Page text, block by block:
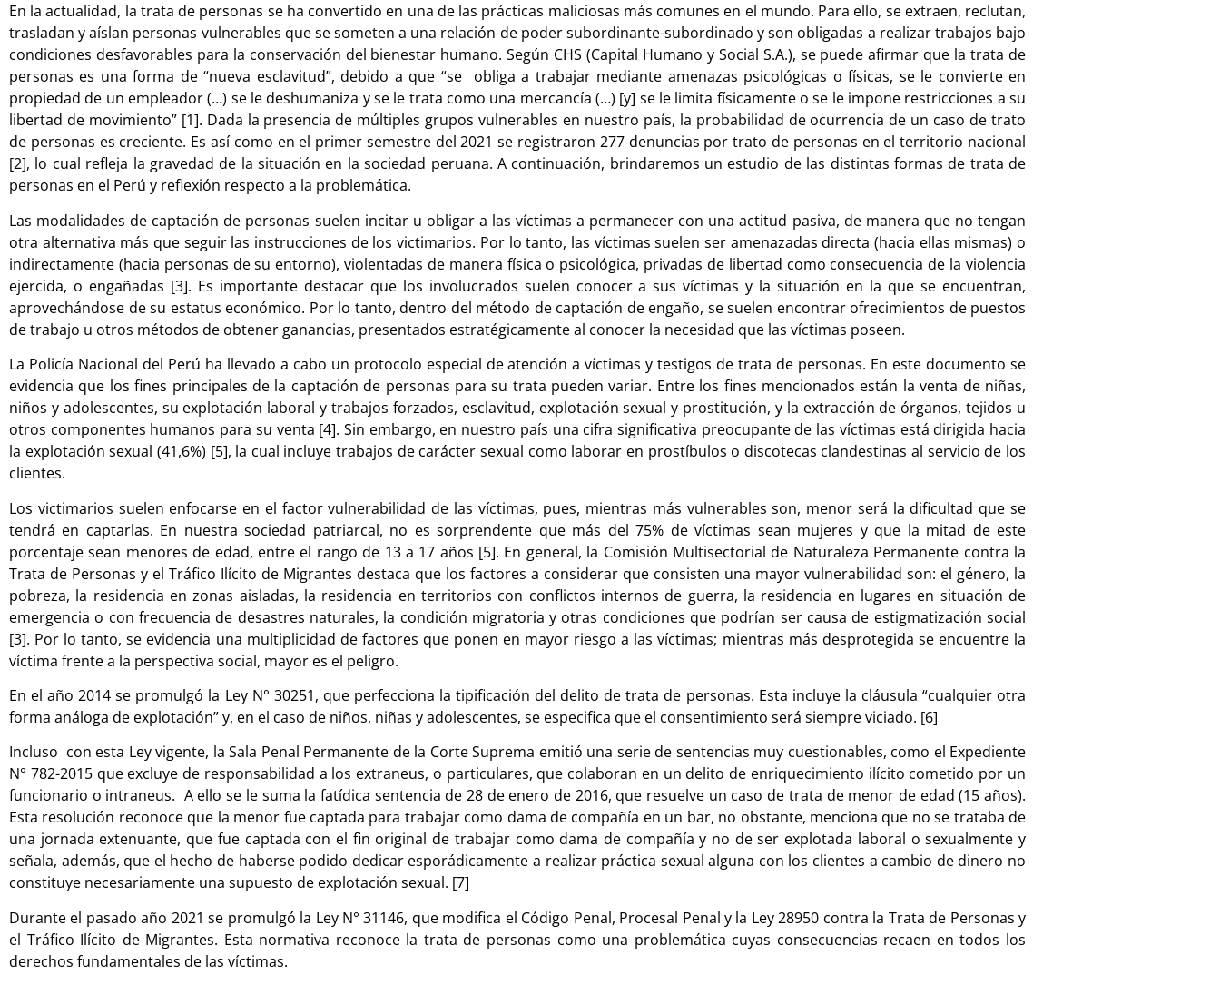
En la actualidad, la trata de personas se ha convertido en una de las prácticas maliciosas más comunes en el mundo. Para ello, se extraen, reclutan,
trasladan y aíslan personas vulnerables que se someten a una relación de poder subordinante-subordinado y son obligadas a realizar trabajos bajo
condiciones desfavorables para la conservación del bienestar humano. Según CHS (Capital Humano y Social S.A.), se puede afirmar que la trata de
personas es una forma de “nueva esclavitud”, debido a que “se obliga a trabajar mediante amenazas psicológicas o físicas, se le convierte en
propiedad de un empleador (…) se le deshumaniza y se le trata como una mercancía (…) [y] se le limita físicamente o se le impone restricciones a su
libertad de movimiento” [1]. Dada la presencia de múltiples grupos vulnerables en nuestro país, la probabilidad de ocurrencia de un caso de trato
de personas es creciente. Es así como en el primer semestre del 2021 se registraron 277 denuncias por trato de personas en el territorio nacional
[2], lo cual refleja la gravedad de la situación en la sociedad peruana. A continuación, brindaremos un estudio de las distintas formas de trata de
personas en el Perú y reflexión respecto a la problemática.
Las modalidades de captación de personas suelen incitar u obligar a las víctimas a permanecer con una actitud pasiva, de manera que no tengan
otra alternativa más que seguir las instrucciones de los victimarios. Por lo tanto, las víctimas suelen ser amenazadas directa (hacia ellas mismas) o
indirectamente (hacia personas de su entorno), violentadas de manera física o psicológica, privadas de libertad como consecuencia de la violencia
ejercida, o engañadas [3]. Es importante destacar que los involucrados suelen conocer a sus víctimas y la situación en la que se encuentran,
aprovechándose de su estatus económico. Por lo tanto, dentro del método de captación de engaño, se suelen encontrar ofrecimientos de puestos
de trabajo u otros métodos de obtener ganancias, presentados estratégicamente al conocer la necesidad que las víctimas poseen.
La Policía Nacional del Perú ha llevado a cabo un protocolo especial de atención a víctimas y testigos de trata de personas. En este documento se
evidencia que los fines principales de la captación de personas para su trata pueden variar. Entre los fines mencionados están la venta de niñas,
niños y adolescentes, su explotación laboral y trabajos forzados, esclavitud, explotación sexual y prostitución, y la extracción de órganos, tejidos u
otros componentes humanos para su venta [4]. Sin embargo, en nuestro país una cifra significativa preocupante de las víctimas está dirigida hacia
la explotación sexual (41,6%) [5], la cual incluye trabajos de carácter sexual como laborar en prostíbulos o discotecas clandestinas al servicio de los
clientes.
Los victimarios suelen enfocarse en el factor vulnerabilidad de las víctimas, pues, mientras más vulnerables son, menor será la dificultad que se
tendrá en captarlas. En nuestra sociedad patriarcal, no es sorprendente que más del 75% de víctimas sean mujeres y que la mitad de este
porcentaje sean menores de edad, entre el rango de 13 a 17 años [5]. En general, la Comisión Multisectorial de Naturaleza Permanente contra la
Trata de Personas y el Tráfico Ilícito de Migrantes destaca que los factores a considerar que consisten una mayor vulnerabilidad son: el género, la
pobreza, la residencia en zonas aisladas, la residencia en territorios con conflictos internos de guerra, la residencia en lugares en situación de
emergencia o con frecuencia de desastres naturales, la condición migratoria y otras condiciones que podrían ser causa de estigmatización social
[3]. Por lo tanto, se evidencia una multiplicidad de factores que ponen en mayor riesgo a las víctimas; mientras más desprotegida se encuentre la
víctima frente a la perspectiva social, mayor es el peligro.
En el año 2014 se promulgó la Ley N° 30251, que perfecciona la tipificación del delito de trata de personas. Esta incluye la cláusula “cualquier otra
forma análoga de explotación” y, en el caso de niños, niñas y adolescentes, se especifica que el consentimiento será siempre viciado. [6]
Incluso con esta Ley vigente, la Sala Penal Permanente de la Corte Suprema emitió una serie de sentencias muy cuestionables, como el Expediente
N° 782-2015 que excluye de responsabilidad a los extraneus, o particulares, que colaboran en un delito de enriquecimiento ilícito cometido por un
funcionario o intraneus. A ello se le suma la fatídica sentencia de 28 de enero de 2016, que resuelve un caso de trata de menor de edad (15 años).
Esta resolución reconoce que la menor fue captada para trabajar como dama de compañía en un bar, no obstante, menciona que no se trataba de
una jornada extenuante, que fue captada con el fin original de trabajar como dama de compañía y no de ser explotada laboral o sexualmente y
señala, además, que el hecho de haberse podido dedicar esporádicamente a realizar práctica sexual alguna con los clientes a cambio de dinero no
constituye necesariamente una supuesto de explotación sexual. [7]
Durante el pasado año 2021 se promulgó la Ley N° 31146, que modifica el Código Penal, Procesal Penal y la Ley 28950 contra la Trata de Personas y
el Tráfico Ilícito de Migrantes. Esta normativa reconoce la trata de personas como una problemática cuyas consecuencias recaen en todos los
derechos fundamentales de las víctimas.